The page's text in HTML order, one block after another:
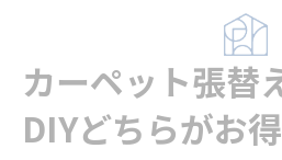
カーペット張替
DIYどちらがお